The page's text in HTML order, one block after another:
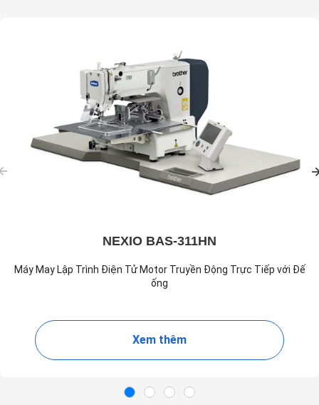
NEXIO BAS-311HN
Máy May Lập Trình Điện Tử Motor Truyền Động Trực Tiếp với Đế
ống
Xem thêm